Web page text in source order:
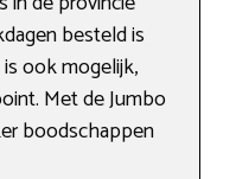
besteld is
ook mogelijk,
Met de Jumbo
boodschappen